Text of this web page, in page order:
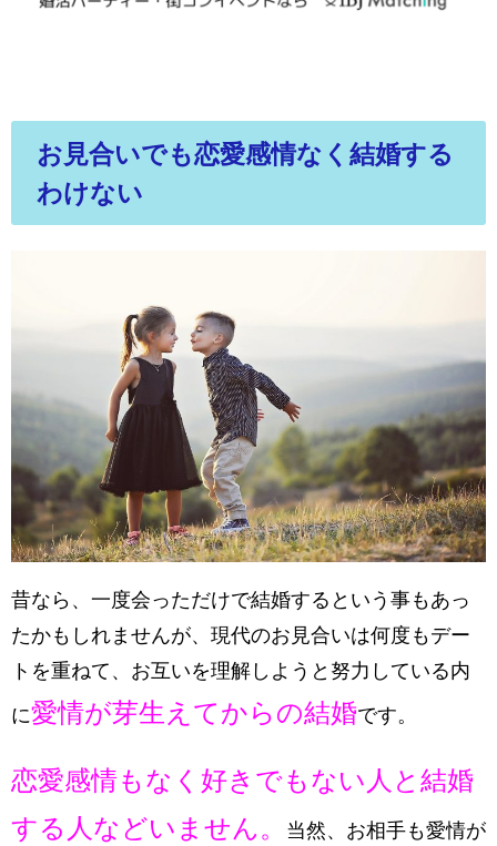
お見合いでも恋愛感情なく結婚する
わけない
昔なら、一度会っただけで結婚するという事もあっ
たかもしれませんが、現代のお見合いは何度もデー
トを重ねて、お互いを理解しようと努力している内
に愛情が芽生えてからの結婚です。
恋愛感情もなく好きでもない人と結婚
する人などいません。
当然、お相手も愛情が